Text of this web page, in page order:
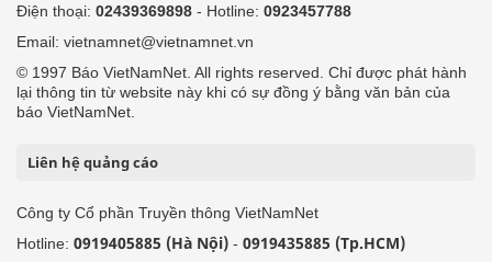
Điện thoại: 02439369898 - Hotline: 0923457788
Email: vietnamnet@vietnamnet.vn
© 1997 Báo VietNamNet. All rights reserved. Chỉ được phát hành
lại thông tin từ website này khi có sự đồng ý bằng văn bản của
báo VietNamNet.
Liên hệ quảng cáo
Công ty Cổ phần Truyền thông VietNamNet
Hotline: 0919405885 (Hà Nội) - 0919435885 (Tp.HCM)